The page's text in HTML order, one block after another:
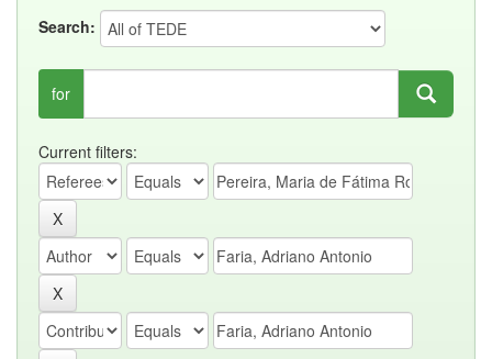
Search:
for
Current filters: